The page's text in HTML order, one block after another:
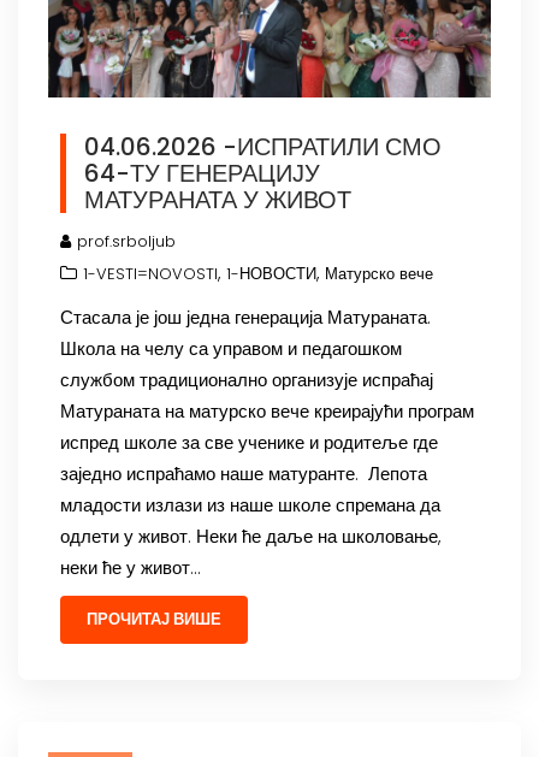
04.06.2026 -ИСПРАТИЛИ СМО
64-ТУ ГЕНЕРАЦИЈУ
МАТУРАНАТА У ЖИВОТ
prof.srboljub
1-VESTI=NOVOSTI, 1-НОВОСТИ, Матурско вече
Стасала је још једна генерација Матураната.
Школа на челу са управом и педагошком
службом традиционално организује испраћај
Матураната на матурско вече креирајући програм
испред школе за све ученике и родитеље где
заједно испраћамо наше матуранте. Лепота
младости излази из наше школе спремана да
одлети у живот. Неки ће даље на школовање,
неки ће у живот…
ПРОЧИТАЈ ВИШЕ